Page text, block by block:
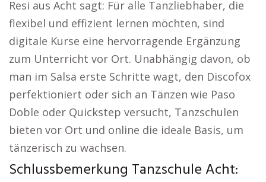
Resi aus Acht sagt: Für alle Tanzliebhaber, die
flexibel und effizient lernen möchten, sind
digitale Kurse eine hervorragende Ergänzung
zum Unterricht vor Ort. Unabhängig davon, ob
man im Salsa erste Schritte wagt, den Discofox
perfektioniert oder sich an Tänzen wie Paso
Doble oder Quickstep versucht, Tanzschulen
bieten vor Ort und online die ideale Basis, um
tänzerisch zu wachsen.
Schlussbemerkung Tanzschule Acht: